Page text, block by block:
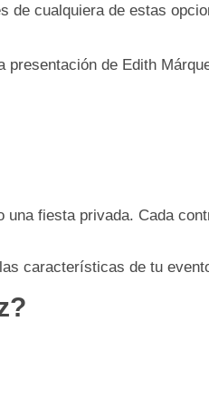
de cualquiera de estas
de Edith
fiesta privada. Cada
características de tu